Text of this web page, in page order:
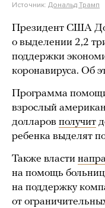
Источник: Дональд Трамп
Президент США
о выделении 2,2
поддержки
коронавируса. Об
Программа
взрослый
долларов получит
ребенка выделят
Также власти
на помощь
на поддержку
от